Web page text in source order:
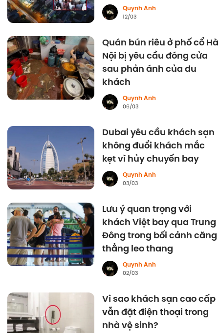
Quynh Anh
12/03
Quán bún riêu ở phố cổ Hà
Nội bị yêu cầu đóng cửa
sau phản ánh của du
khách
Quynh Anh
06/03
Dubai yêu cầu khách sạn
không đuổi khách mắc
kẹt vì hủy chuyến bay
Quynh Anh
03/03
Lưu ý quan trọng với
khách Việt bay qua Trung
Đông trong bối cảnh căng
thẳng leo thang
Quynh Anh
02/03
Vì sao khách sạn cao cấp
vẫn đặt điện thoại trong
nhà vệ sinh?